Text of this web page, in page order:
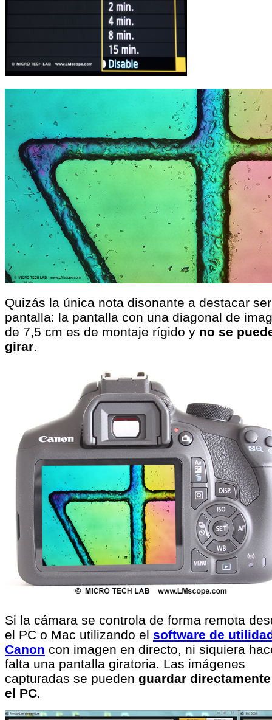
Quizás la única nota disonante a destacar
pantalla: la pantalla con una diagonal de
de 7,5 cm es de montaje rígido y no se
girar.
Si la cámara se controla de forma remota
el PC o Mac utilizando el software de
Canon con imagen en directo, ni siquiera
falta una pantalla giratoria. Las imágenes
capturadas se pueden guardar
el PC.